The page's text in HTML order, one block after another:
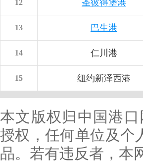
12 圣彼得堡港
13 巴生港
14 仁川港
15 纽约新泽西港
本文版权归中国港口
授权，任何单位及个
品。若有违反者，本